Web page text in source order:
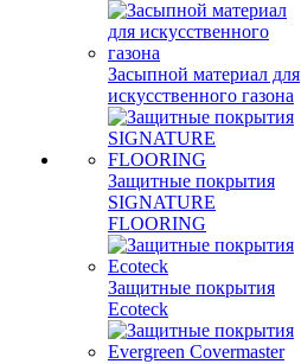
Засыпной материал для
искусственного газона
Защитные покрытия
SIGNATURE
FLOORING
Защитные покрытия
Ecoteck